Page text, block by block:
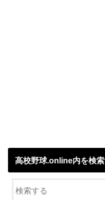
高校野球.online内を検索